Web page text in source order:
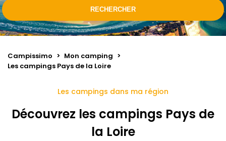
Campissimo > Mon camping >
Les campings Pays de la Loire
Les campings dans ma région
Découvrez les campings Pays de
la Loire